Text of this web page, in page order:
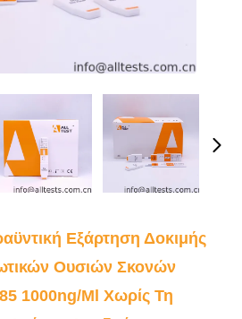
Εξάρτηση Δοκιμής
Ουσιών Σκονών
1000ng/ml Χωρίς Τη